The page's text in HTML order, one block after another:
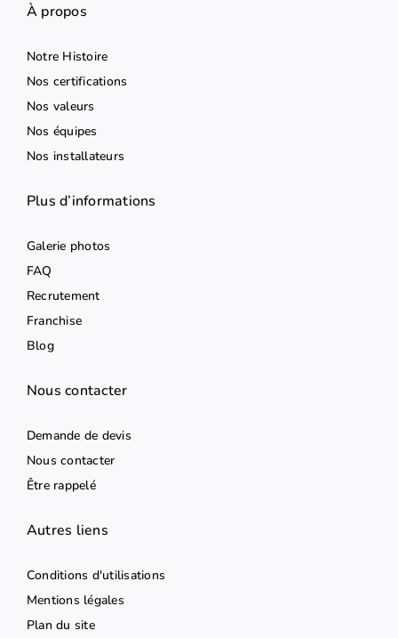
À propos
Notre Histoire
Nos certifications
Nos valeurs
Nos équipes
Nos installateurs
Plus d’informations
Galerie photos
FAQ
Recrutement
Franchise
Blog
Nous contacter
Demande de devis
Nous contacter
Être rappelé
Autres liens
Conditions d'utilisations
Mentions légales
Plan du site